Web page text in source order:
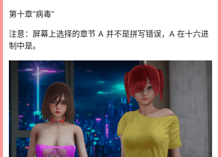
第十章“病毒”
注意：屏幕上选择的章节 A 并不是拼写错误，A 在十六进
制中是。